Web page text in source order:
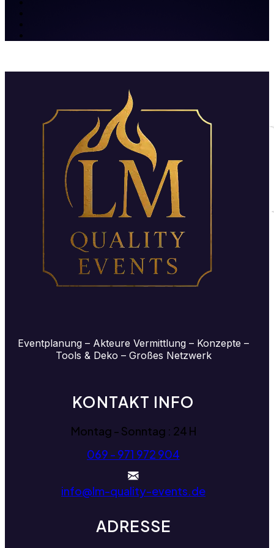
Eventplanung – Akteure Vermittlung – Konzepte –
Tools & Deko – Großes Netzwerk
KONTAKT INFO
Montag - Sonntag : 24 H
069 - 971 972 904
info@lm-quality-events.de
ADRESSE